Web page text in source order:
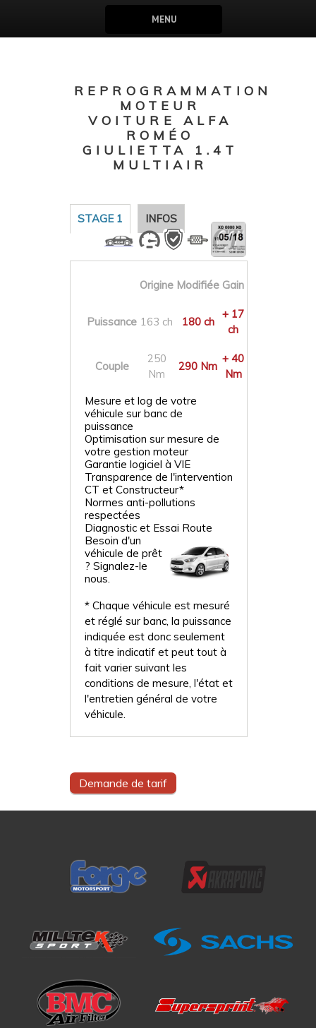
MENU
REPROGRAMMATION
MOTEUR
VOITURE ALFA
ROMÉO
GIULIETTA 1.4T
MULTIAIR
STAGE 1 INFOS
Origine Modifiée Gain
Puissance 163 ch 180 ch
+ 17
ch
Couple
250
Nm
290 Nm
+ 40
Nm
Mesure et log de votre
véhicule sur banc de
puissance
Optimisation sur mesure de
votre gestion moteur
Garantie logiciel à VIE
Transparence de l'intervention
CT et Constructeur*
Normes anti-pollutions
respectées
Diagnostic et Essai Route
Besoin d'un
véhicule de prêt
? Signalez-le
nous.
* Chaque véhicule est mesuré
et réglé sur banc, la puissance
indiquée est donc seulement
à titre indicatif et peut tout à
fait varier suivant les
conditions de mesure, l'état et
l'entretien général de votre
véhicule.
Demande de tarif